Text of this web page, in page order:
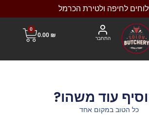
לחיפה ולטירת הכרמל
0.00 התחבר
עוד משהו?
כל הטוב במקום אחד